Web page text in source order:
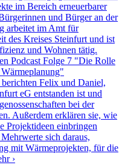
im Bereich erneuerbarer
und Bürger an der
arbeitet im Amt für
des Kreises Steinfurt und ist
und Wohnen tätig.
Podcast Folge 7 "Die Rolle
Felix und Daniel,
eG entstanden ist und
bei der
Außerdem erklären sie, wie
Projektideen einbringen
sich daraus,
mit Wärmeprojekten, für die
›